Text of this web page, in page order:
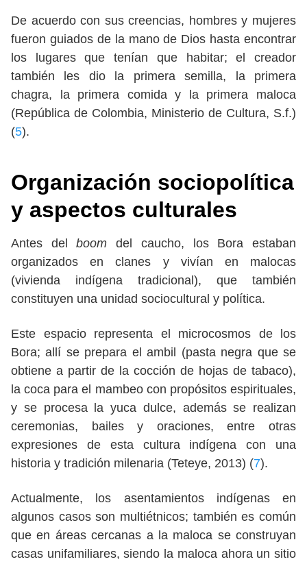
De acuerdo con sus creencias, hombres y mujeres
fueron guiados de la mano de Dios hasta encontrar
los lugares que tenían que habitar; el creador
también les dio la primera semilla, la primera
chagra, la primera comida y la primera maloca
(República de Colombia, Ministerio de Cultura, S.f.)
(5).
Organización sociopolítica
y aspectos culturales
Antes delboom del caucho, los Bora estaban
organizados en clanes y vivían en malocas
(vivienda indígena tradicional), que también
constituyen una unidad sociocultural y política.
Este espacio representa el microcosmos de los
Bora; allí se prepara el ambil (pasta negra que se
obtiene a partir de la cocción de hojas de tabaco),
la coca para el mambeo con propósitos espirituales,
y se procesa la yuca dulce, además se realizan
ceremonias, bailes y oraciones, entre otras
expresiones de esta cultura indígena con una
historia y tradición milenaria (Teteye, 2013) (7).
Actualmente, los asentamientos indígenas en
algunos casos son multiétnicos; también es común
que en áreas cercanas a la maloca se construyan
casas unifamiliares, siendo la maloca ahora un sitio